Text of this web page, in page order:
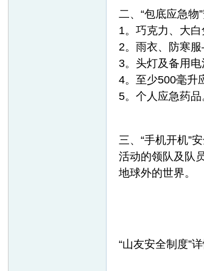
二、“包底应急物
1。巧克力、大
2。雨衣、防寒
3。头灯及备用电
4。至少500毫升
5。个人应急药品
三、“手机开机”
活动的领队及队
地球外的世界。
“山友安全制度”